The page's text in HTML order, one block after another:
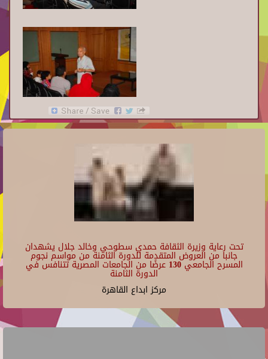
تحت رعاية وزيرة الثقافة حمدي سطوحي وخالد جلال يشهدان
جانبا من العروض المتقدمة للدورة الثامنة من مواسم نجوم
المسرح الجامعي 130 عرضًا من الجامعات المصرية تتنافس في
الدورة الثامنة
مركز ابداع القاهرة